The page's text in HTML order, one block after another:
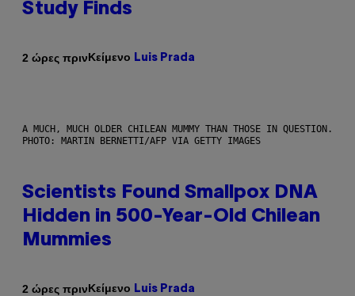
Study Finds
2 ώρες πρινΚείμενο Luis Prada
A MUCH, MUCH OLDER CHILEAN MUMMY THAN THOSE IN QUESTION.
PHOTO: MARTIN BERNETTI/AFP VIA GETTY IMAGES
Scientists Found Smallpox DNA
Hidden in 500-Year-Old Chilean
Mummies
2 ώρες πρινΚείμενο Luis Prada